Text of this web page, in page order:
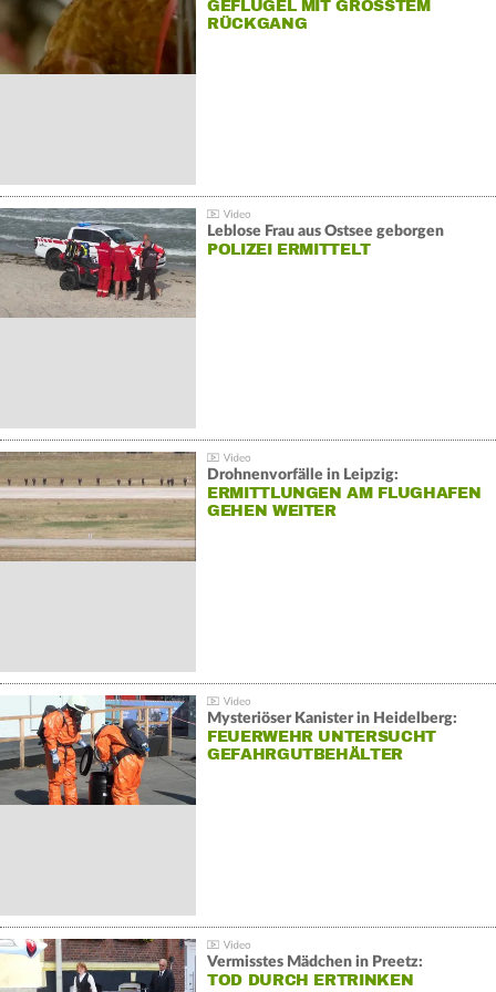
GEFLÜGEL MIT GRÖSSTEM R
ÜCKGANG
Leblose Frau aus Ostsee geborgen
POLIZEI ERMITTELT
Drohnenvorfälle in Leipzig:
ERMITTLUNGEN AM FLUGHAFEN
GEHEN WEITER
Mysteriöser Kanister in Heidelberg:
FEUERWEHR UNTERSUCHT
GEFAHRGUTBEHÄLTER
Vermisstes Mädchen in Preetz:
TOD DURCH ERTRINKEN